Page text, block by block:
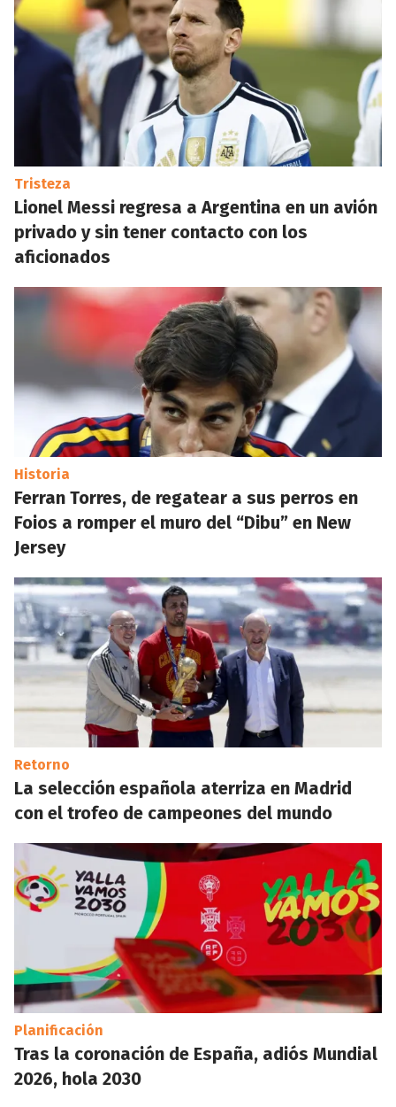
Tristeza
Lionel Messi regresa a Argentina en un avión
privado y sin tener contacto con los
aficionados
Historia
Ferran Torres, de regatear a sus perros en
Foios a romper el muro del “Dibu” en New
Jersey
Retorno
La selección española aterriza en Madrid
con el trofeo de campeones del mundo
Planificación
Tras la coronación de España, adiós Mundial
2026, hola 2030